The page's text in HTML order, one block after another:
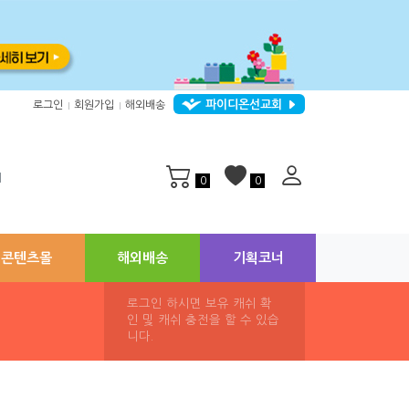
로그인 회원가입 해외배송 파이디온선교회
0 0
콘텐츠몰 해외배송 기획코너
로그인 하시면 보유 캐쉬 확
인 및 캐쉬 충전을 할 수 있습
니다.